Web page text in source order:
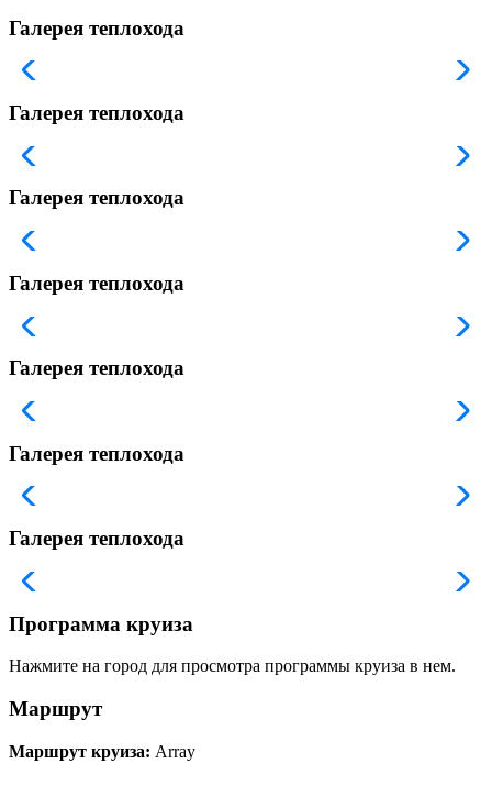
Галерея теплохода
Галерея теплохода
Галерея теплохода
Галерея теплохода
Галерея теплохода
Галерея теплохода
Галерея теплохода
Программа круиза
Нажмите на город для просмотра программы круиза в нем.
Маршрут
Маршрут круиза: Array